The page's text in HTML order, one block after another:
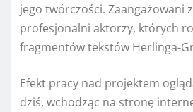
jego twórczości. Zaangażowani
profesjonalni aktorzy, których
fragmentów tekstów Herlinga-
Efekt pracy nad projektem
dziś, wchodząc na stronę